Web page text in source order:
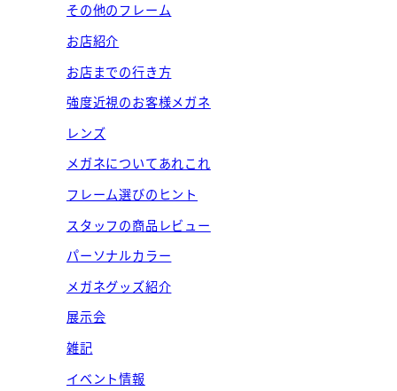
その他のフレーム
お店紹介
お店までの行き方
強度近視のお客様メガネ
レンズ
メガネについてあれこれ
フレーム選びのヒント
スタッフの商品レビュー
パーソナルカラー
メガネグッズ紹介
展示会
雑記
イベント情報